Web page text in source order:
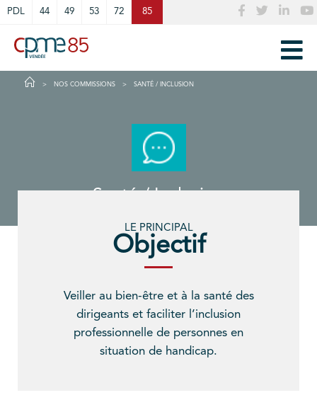
PDL 44 49 53 72 85
NOS COMMISSIONS SANTÉ / INCLUSION
Santé / Inclusion
LE PRINCIPAL
Objectif
Veiller au bien-être et à la santé des
dirigeants et faciliter l’inclusion
professionnelle de personnes en
situation de handicap.
Cookies management panel